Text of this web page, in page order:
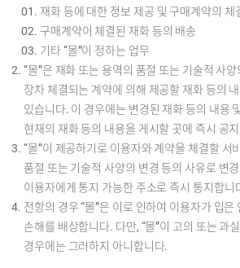
재화 등에 대한 정보 제공 및 구매계약의 체
구매계약이 체결된 재화 등의 배송
기타 “몰”이 정하는 업무
“몰”은 재화 또는 용역의 품절 또는 기술적 사
장차 체결되는 계약에 의해 제공할 재화 등의
있습니다. 이 경우에는 변경된 재화 등의 내용
현재의 재화 등의 내용을 게시할 곳에 즉시 공
“몰”이 제공하기로 이용자와 계약을 체결할 서
품절 또는 기술적 사양의 변경 등의 사유로 변
이용자에게 통지 가능한 주소로 즉시 통지합니
전항의 경우 “몰”은 이로 인하여 이용자가 입은
손해를 배상합니다. 다만, “몰”이 고의 또는 과
경우에는 그러하지 아니합니다.